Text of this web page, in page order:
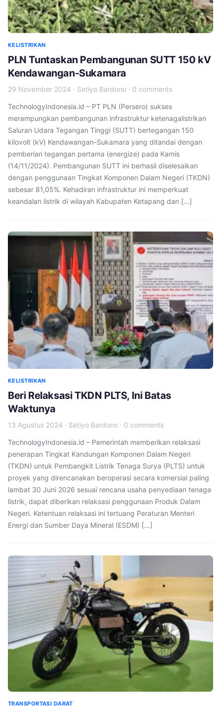
KELISTRIKAN
PLN Tuntaskan Pembangunan SUTT 150 kV
Kendawangan-Sukamara
29 November 2024 · Setiyo Bardono · 0 comments
TechnologyIndonesia.id – PT PLN (Persero) sukses
merampungkan pembangunan infrastruktur ketenagalistrikan
Saluran Udara Tegangan Tinggi (SUTT) bertegangan 150
kilovolt (kV) Kendawangan-Sukamara yang ditandai dengan
pemberian tegangan pertama (energize) pada Kamis
(14/11/2024). Pembangunan SUTT ini berhasil diselesaikan
dengan penggunaan Tingkat Komponen Dalam Negeri (TKDN)
sebesar 81,05%. Kehadiran infrastruktur ini memperkuat
keandalan listrik di wilayah Kabupaten Ketapang dan […]
KELISTRIKAN
Beri Relaksasi TKDN PLTS, Ini Batas
Waktunya
13 Agustus 2024 · Setiyo Bardono · 0 comments
TechnologyIndonesia.id – Pemerintah memberikan relaksasi
penerapan Tingkat Kandungan Komponen Dalam Negeri
(TKDN) untuk Pembangkit Listrik Tenaga Surya (PLTS) untuk
proyek yang direncanakan beroperasi secara komersial paling
lambat 30 Juni 2026 sesuai rencana usaha penyediaan tenaga
listrik, dapat diberikan relaksasi penggunaan Produk Dalam
Negeri. Ketentuan relaksasi ini tertuang Peraturan Menteri
Energi dan Sumber Daya Mineral (ESDM) […]
TRANSPORTASI DARAT